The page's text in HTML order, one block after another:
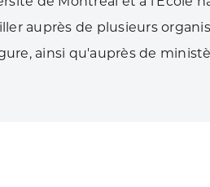
auprès de plusieurs
ainsi qu'auprès de